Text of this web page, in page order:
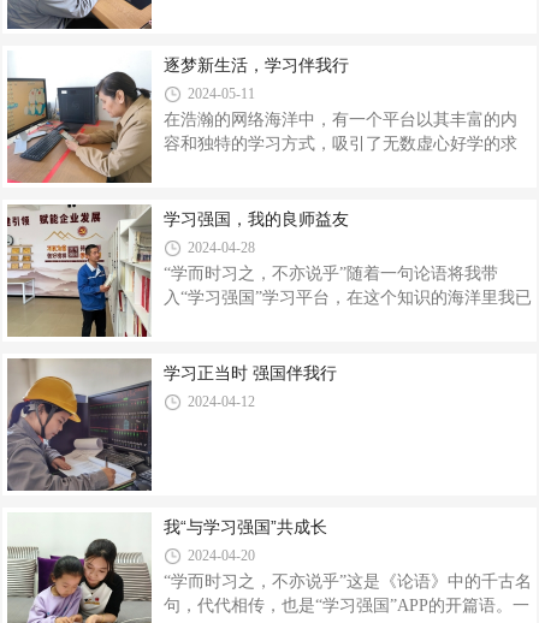
习强国”也是一应俱全，从育儿知识、法律知识、
高校课程到新闻联播、儿童动
然，我能够按时地完成工作任务，可每次都会身
心俱疲，想提高但又无从下手的知识匮乏感始终
困扰着我。在与同事的一次交流中，偶然知晓
了“学习强国”APP，初次登录“学习强国”APP，映
我发现“学习强国”里面的内容非常丰富，涉及党
史、文化、教育、健康、军事
逐梦新生活，学习伴我行
2024-05-11
在浩瀚的网络海洋中，有一个平台以其丰富的内
容和独特的学习方式，吸引了无数虚心好学的求
道路上的伙伴。“学习强国”汇聚了众多优质资源，
横跨政治、经济、文化、科技等多个领域，为广
大学习者搭建了一个全面而深入的学习平台。曾
有一段时间，我觉得自己的生活坠入谷底看不到
在这里我不仅看到来自全国各地的用户分享学习
心得和思想观点，也积极参
学习强国，我的良师益友
2024-04-28
“学而时习之，不亦说乎”随着一句论语将我带
入“学习强国”学习平台，在这个知识的海洋里我已
中不可或缺的一部分。“学习强国”APP是一个学习
型的媒体平台，每天可以浏览党的理论知识，了
的课程资源，很多内容都是与党的创新理论、党
建工作相关的知识，包括如何建
学习正当时 强国伴我行
2024-04-12
我“与学习强国”共成长
2024-04-20
“学而时习之，不亦说乎”这是《论语》中的千古名
句，代代相传，也是“学习强国”APP的开篇语。一